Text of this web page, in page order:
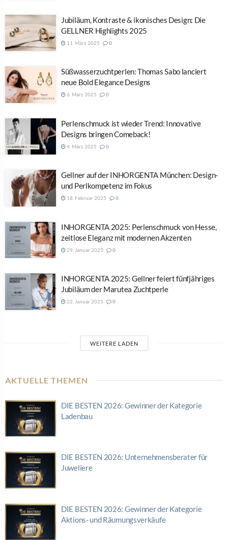
Jubiläum, Kontraste & ikonisches Design: Die
GELLNER Highlights 2025
11. März 2025 0
Süßwasserzuchtperlen: Thomas Sabo lanciert
neue Bold Elegance Designs
6. März 2025 0
Perlenschmuck ist wieder Trend: Innovative
Designs bringen Comeback!
4. März 2025 0
Gellner auf der INHORGENTA München: Design-
und Perlkompetenz im Fokus
18. Februar 2025 0
INHORGENTA 2025: Perlenschmuck von Hesse,
zeitlose Eleganz mit modernen Akzenten
29. Januar 2025 0
INHORGENTA 2025: Gellner feiert fünfjähriges
Jubiläum der Marutea Zuchtperle
22. Januar 2025 0
WEITERE LADEN
AKTUELLE THEMEN
DIE BESTEN 2026: Gewinner der Kategorie
Ladenbau
DIE BESTEN 2026: Unternehmensberater für
Juweliere
DIE BESTEN 2026: Gewinner der Kategorie
Aktions- und Räumungsverkäufe